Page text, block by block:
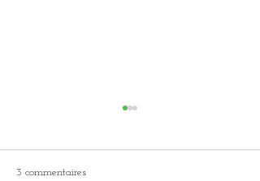
3 commentaires